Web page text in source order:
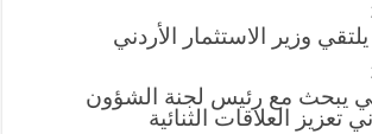
وزير الاستثمار الأردني
يبحث مع رئيس لجنة الشؤون
تعزيز العلاقات الثنائية